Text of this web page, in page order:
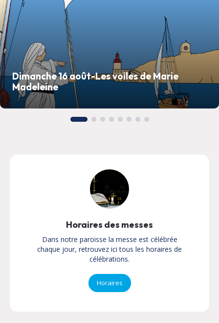
Dimanche 16 août-Les voiles de Marie
Madeleine
Horaires des messes
Dans notre paroisse la messe est célébrée
chaque jour, retrouvez ici tous les horaires de
célébrations.
Horaires